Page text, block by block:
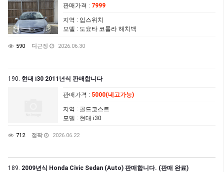
판매가격 : 7999
지역 : 입스위치
모델 : 도요타 코롤라 해치백
590 디근징 2026.06.30
190. 현대 i30 2011년식 판매합니다
판매가격 : 5000(네고가능)
지역 : 골드코스트
모델 : 현대 i30
712 점팍 2026.06.22
189. 2009년식 Honda Civic Sedan (Auto) 판매합니다. (판매 완료)